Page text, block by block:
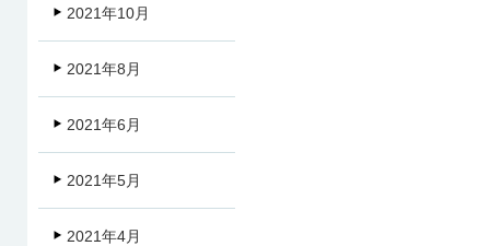
2021年10月
2021年8月
2021年6月
2021年5月
2021年4月